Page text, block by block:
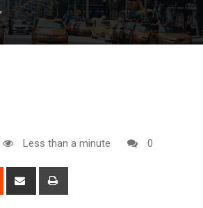
Less than a minute 0
Reddit
Share